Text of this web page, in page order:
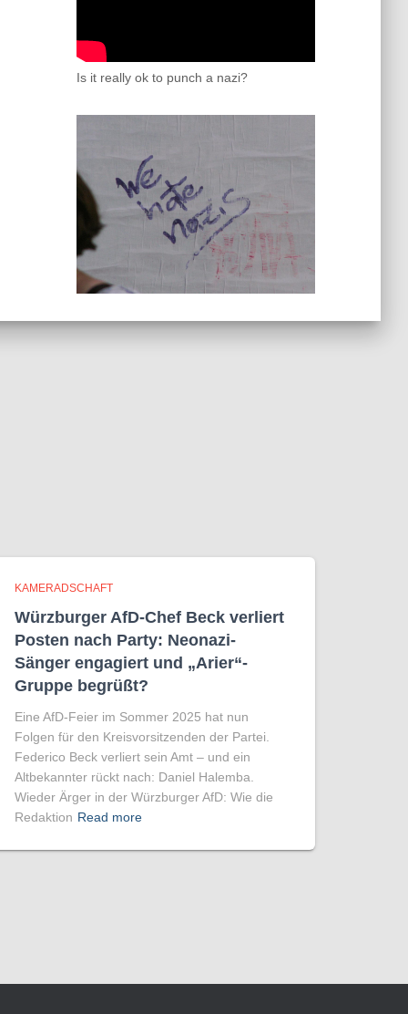
Is it really ok to punch a nazi?
KAMERADSCHAFT
Würzburger AfD-Chef Beck verliert
Posten nach Party: Neonazi-
Sänger engagiert und „Arier“-
Gruppe begrüßt?
Eine AfD-Feier im Sommer 2025 hat nun
Folgen für den Kreisvorsitzenden der Partei.
Federico Beck verliert sein Amt – und ein
Altbekannter rückt nach: Daniel Halemba.
Wieder Ärger in der Würzburger AfD: Wie die
Redaktion Read more